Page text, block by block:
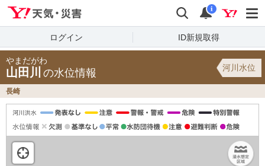
検索 通知
i
ログイン ID新規取得
やまだがわ
山田川 の水位情報 河川水位
長崎